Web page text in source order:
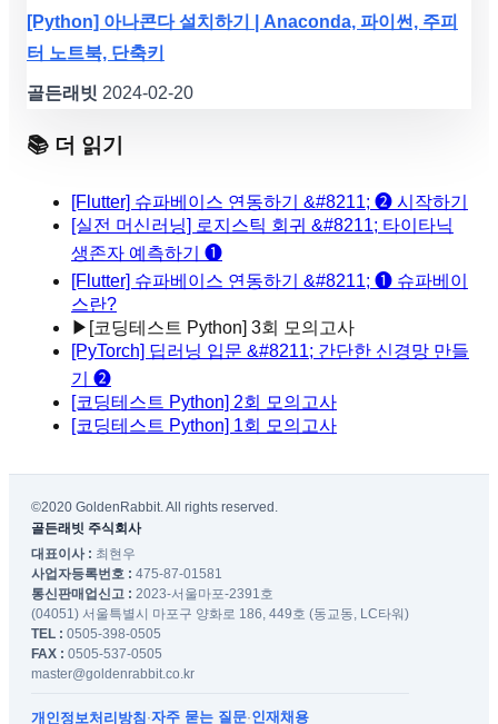
[Python] 아나콘다 설치하기 | Anaconda, 파이썬, 주피
터 노트북, 단축키
골든래빗 2024-02-20
📚 더 읽기
[Flutter] 슈파베이스 연동하기 &#8211; ❷ 시작하기
[실전 머신러닝] 로지스틱 회귀 &#8211; 타이타닉
생존자 예측하기 ❶
[Flutter] 슈파베이스 연동하기 &#8211; ❶ 슈파베이
스란?
▶ [코딩테스트 Python] 3회 모의고사
[PyTorch] 딥러닝 입문 &#8211; 간단한 신경망 만들
기 ❷
[코딩테스트 Python] 2회 모의고사
[코딩테스트 Python] 1회 모의고사
©2020 GoldenRabbit. All rights reserved.
골든래빗 주식회사
대표이사 : 최현우
사업자등록번호 : 475-87-01581
통신판매업신고 : 2023-서울마포-2391호
(04051) 서울특별시 마포구 양화로 186, 449호 (동교동, LC타워)
TEL : 0505-398-0505
FAX : 0505-537-0505
master@goldenrabbit.co.kr
개인정보처리방침·자주 묻는 질문·인재채용